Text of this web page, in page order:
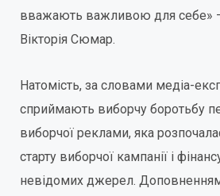
вважають важливою для себе»
Вікторія Сюмар.
Натомість, за словами медіа-
сприймають виборчу боротьбу
виборчої реклами, яка
старту виборчої кампанії і
невідомих джерел. Доповненням